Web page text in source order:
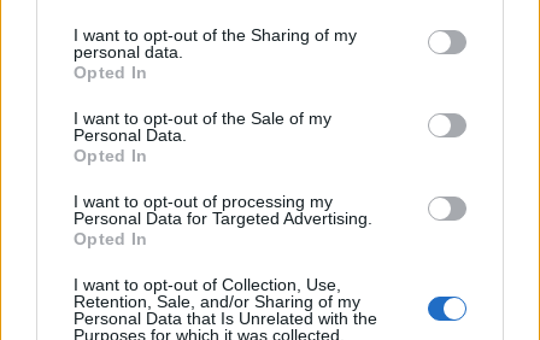
I want to opt-out of the Sharing of my
personal data.
Opted In
I want to opt-out of the Sale of my
Personal Data.
Opted In
I want to opt-out of processing my
Personal Data for Targeted Advertising.
Opted In
I want to opt-out of Collection, Use,
Retention, Sale, and/or Sharing of my
Personal Data that Is Unrelated with the
Purposes for which it was collected.